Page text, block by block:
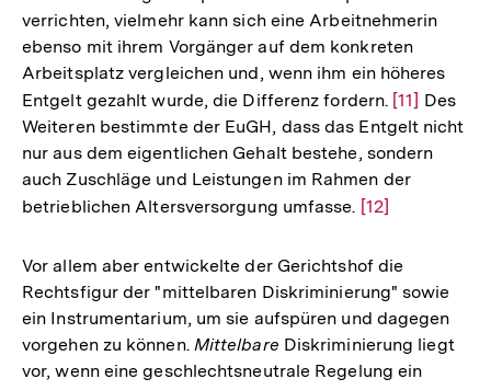
verrichten, vielmehr kann sich eine Arbeitnehmerin
ebenso mit ihrem Vorgänger auf dem konkreten
Arbeitsplatz vergleichen und, wenn ihm ein höheres
Entgelt gezahlt wurde, die Differenz fordern. Zur
Auflösung
der
Fußnote
[11] Des
Weiteren bestimmte der EuGH, dass das Entgelt nicht
nur aus dem eigentlichen Gehalt bestehe, sondern
auch Zuschläge und Leistungen im Rahmen der
betrieblichen Altersversorgung umfasse. Zur
der
Fußnote
[12]
Vor allem aber entwickelte der Gerichtshof die
Rechtsfigur der "mittelbaren Diskriminierung" sowie
ein Instrumentarium, um sie aufspüren und dagegen
vorgehen zu können. Mittelbare Diskriminierung liegt
vor, wenn eine geschlechtsneutrale Regelung ein